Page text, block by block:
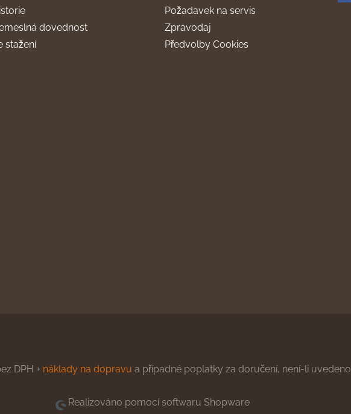
dovednost
stažení
Požadavek na servis
Zpravodaj
Předvolby Cookies
DPH + náklady na dopravu a případné poplatky za doručení, není-li uvedeno
Realizováno pomocí softwaru Shopware